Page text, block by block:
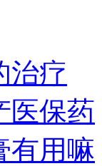
治疗
医保药
有用嘛